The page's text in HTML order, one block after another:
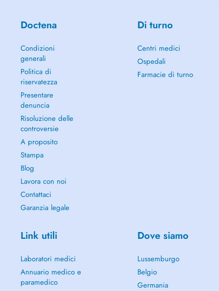
Doctena
Condizioni
generali
Politica di
riservatezza
Presentare
denuncia
Risoluzione delle
controversie
A proposito
Stampa
Blog
Lavora con noi
Contattaci
Garanzia legale
Di turno
Centri medici
Ospedali
Farmacie di turno
Link utili
Laboratori medici
Annuario medico e
paramedico
Dove siamo
Lussemburgo
Belgio
Germania